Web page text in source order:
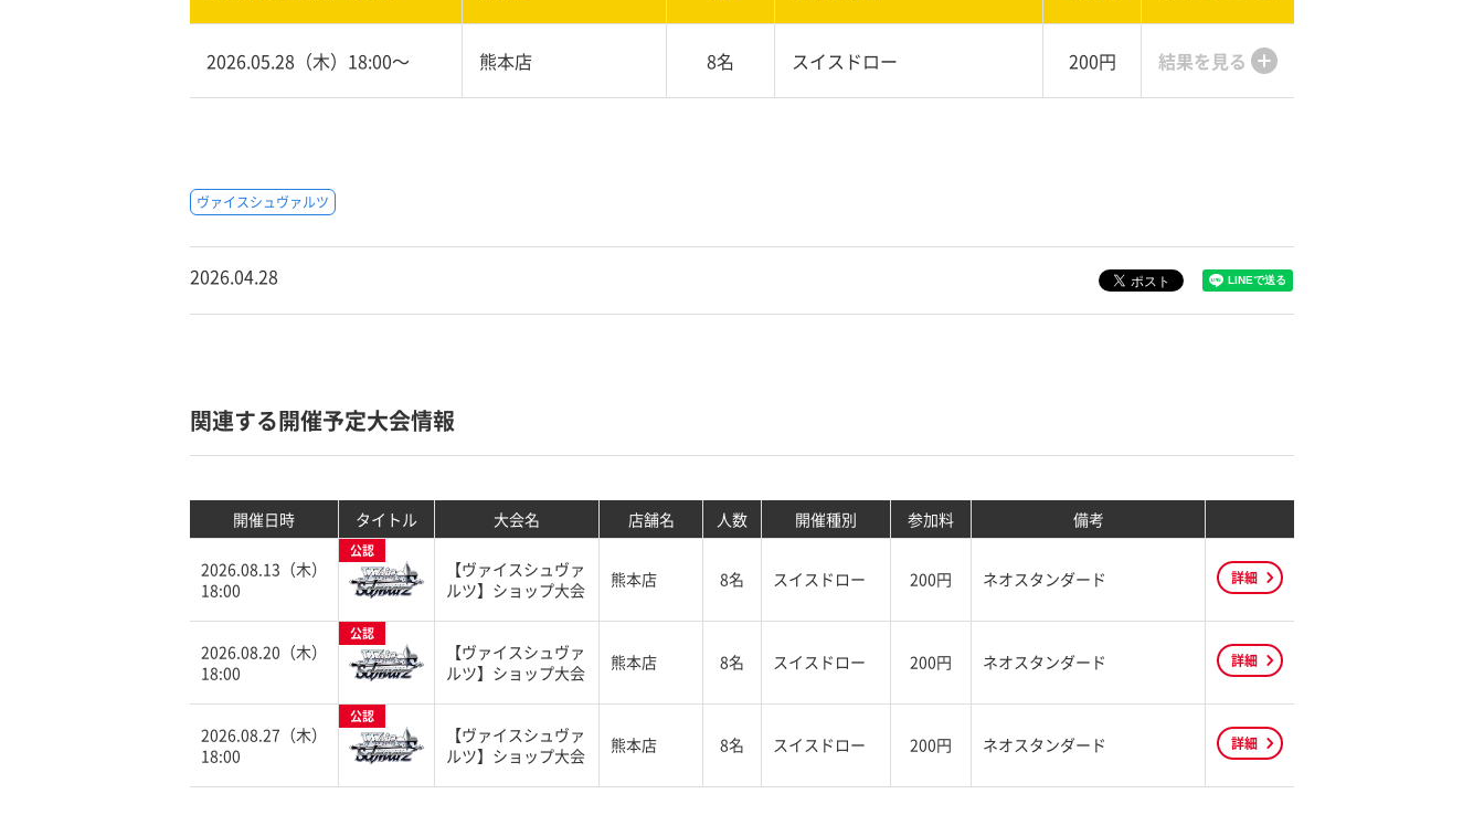
2026.05.28（木）18:00〜 熊本店 8名 スイスドロー 200円 結果を見る
ヴァイスシュヴァルツ
2026.04.28
関連する開催予定大会情報
開催日時 タイトル 大会名 店舗名 人数 開催種別 参加料 備考
2026.08.13（木）
18:00
公認
【ヴァイスシュヴァ
ルツ】ショップ大会
熊本店 8名 スイスドロー 200円 ネオスタンダード 詳細
2026.08.20（木）
18:00
公認
【ヴァイスシュヴァ
ルツ】ショップ大会
熊本店 8名 スイスドロー 200円 ネオスタンダード 詳細
2026.08.27（木）
18:00
公認
【ヴァイスシュヴァ
ルツ】ショップ大会
熊本店 8名 スイスドロー 200円 ネオスタンダード 詳細